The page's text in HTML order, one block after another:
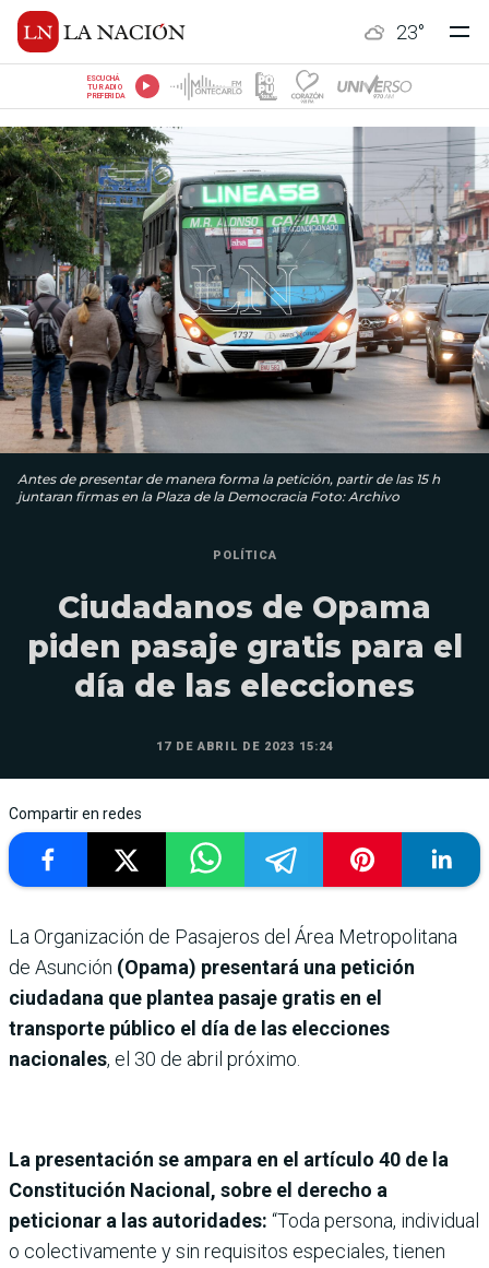
23°
ESCUCHÁ
TU RADIO
PREFERIDA
Antes de presentar de manera forma la petición, partir de las 15 h
juntaran firmas en la Plaza de la Democracia Foto: Archivo
POLÍTICA
Ciudadanos de Opama
piden pasaje gratis para el
día de las elecciones
17 DE ABRIL DE 2023 15:24
Compartir en redes
La Organización de Pasajeros del Área Metropolitana
de Asunción (Opama) presentará una petición
ciudadana que plantea pasaje gratis en el
transporte público el día de las elecciones
nacionales, el 30 de abril próximo.
La presentación se ampara en el artículo 40 de la
Constitución Nacional, sobre el derecho a
peticionar a las autoridades: “Toda persona, individual
o colectivamente y sin requisitos especiales, tienen